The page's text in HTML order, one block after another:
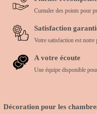
Cumuler des points pour
Satisfaction
Votre satisfaction est notre
A votre écoute
Une équipe disponible
Décoration pour les